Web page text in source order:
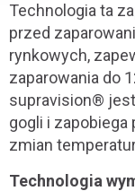
Technologia ta
przed
rynkowych,
zaparowania do
supravision®
gogli i
zmian
Technologia